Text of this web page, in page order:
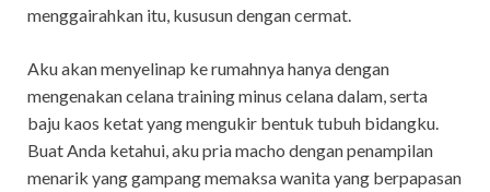
menggairahkan itu, kususun dengan cermat.
Aku akan menyelinap ke rumahnya hanya dengan
mengenakan celana training minus celana dalam, serta
baju kaos ketat yang mengukir bentuk tubuh bidangku.
Buat Anda ketahui, aku pria macho dengan penampilan
menarik yang gampang memaksa wanita yang berpapasan